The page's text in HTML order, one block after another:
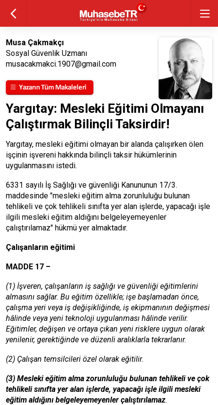
Musa Çakmakçı
Sosyal Güvenlik Uzmanı
musacakmakci.1907@gmail.com
Yargıtay: Mesleki Eğitimi Olmayanı
Çalıştırmak Bilinçli Taksirdir!
Yargıtay, mesleki eğitimi olmayan bir alanda çalışırken ölen
işçinin işvereni hakkında bilinçli taksir hükümlerinin
uygulanmasını istedi.
6331 sayılı İş Sağlığı ve güvenliği Kanununun 17/3.
maddesinde "mesleki eğitim alma zorunluluğu bulunan
tehlikeli ve çok tehlikeli sınıfta yer alan işlerde, yapacağı işle
ilgili mesleki eğitim aldığını belgeleyemeyenler
çalıştırılamaz" hükmü yer almaktadır.
Çalışanların eğitimi
MADDE 17 –
(1) İşveren, çalışanların iş sağlığı ve güvenliği eğitimlerini
almasını sağlar. Bu eğitim özellikle; işe başlamadan önce,
çalışma yeri veya iş değişikliğinde, iş ekipmanının değişmesi
hâlinde veya yeni teknoloji uygulanması hâlinde verilir.
Eğitimler, değişen ve ortaya çıkan yeni risklere uygun olarak
yenilenir, gerektiğinde ve düzenli aralıklarla tekrarlanır.
(2) Çalışan temsilcileri özel olarak eğitilir.
(3) Mesleki eğitim alma zorunluluğu bulunan tehlikeli ve çok
tehlikeli sınıfta yer alan işlerde, yapacağı işle ilgili mesleki
eğitim aldığını belgeleyemeyenler çalıştırılamaz.